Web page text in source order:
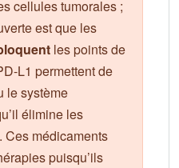
cellules tumorales ;
est que les
les points de
L1 permettent de
le système
élimine les
Ces médicaments
puisqu’ils